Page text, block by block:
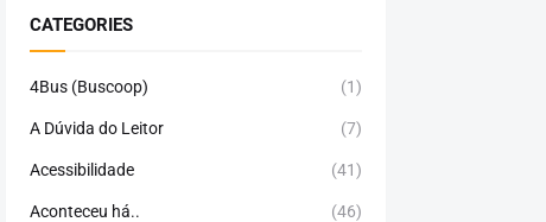
CATEGORIES
4Bus (Buscoop) (1)
A Dúvida do Leitor (7)
Acessibilidade (41)
Aconteceu há.. (46)